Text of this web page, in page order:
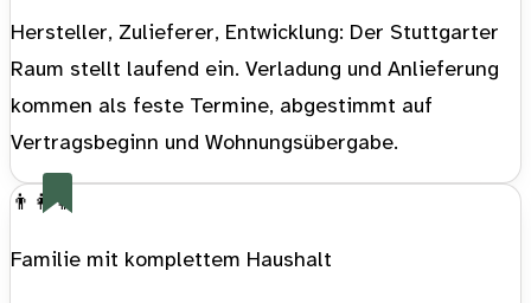
Hersteller, Zulieferer, Entwicklung: Der Stuttgarter
Raum stellt laufend ein. Verladung und Anlieferung
kommen als feste Termine, abgestimmt auf
Vertragsbeginn und Wohnungsübergabe.
👨‍👩‍👧
Familie mit komplettem Haushalt